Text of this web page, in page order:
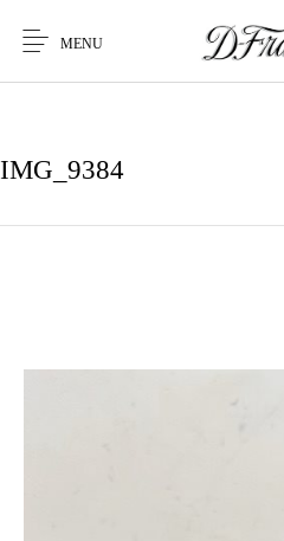
MENU
IMG_9384